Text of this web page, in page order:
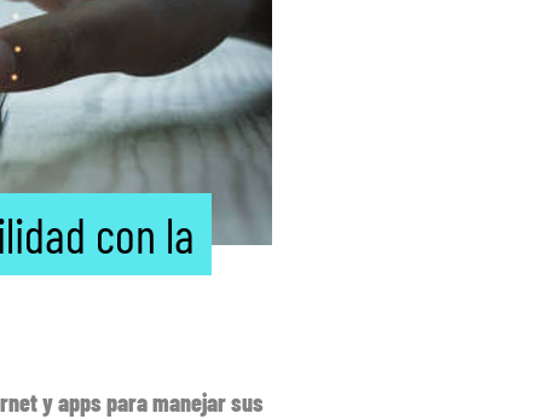
con la
y apps para manejar sus